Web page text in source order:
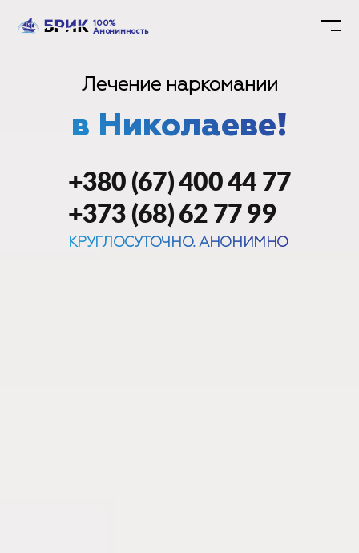
100%
Анонимность
+380 (67) 400 44 77
+373 (68) 62 77 99
КРУГЛОСУТОЧНО. АНОНИМНО
Лечение наркомании
в Николаеве!